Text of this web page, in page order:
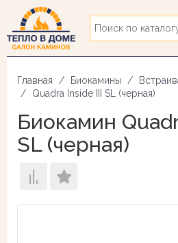
Перейти
основному
содержанию
Главная Биокамины
Quadra Inside III SL (черная)
Биокамин
SL (черная)